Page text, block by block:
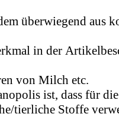
überwiegend aus
in der
von Milch etc.
ist, dass für
tierliche Stoffe